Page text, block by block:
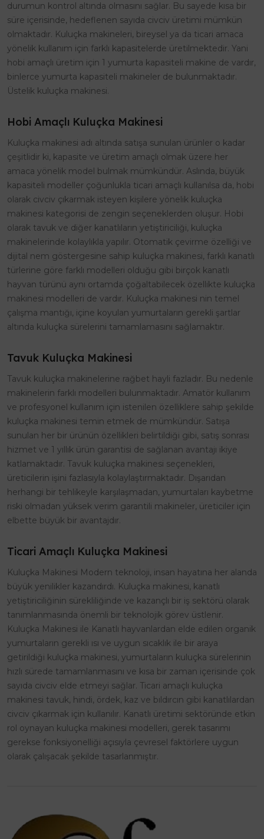
durumun kontrol altında olmasını sağlar. Bu sayede kısa bir
süre içerisinde, hedeflenen sayıda civciv üretimi mümkün
olmaktadır. Kuluçka makineleri, bireysel ya da ticari amaca
yönelik kullanım için farklı kapasitelerde üretilmektedir. Yani
hobi amaçlı üretim için 1 yumurta kapasiteli makine de vardır,
binlerce yumurta kapasiteli makineler de bulunmaktadır.
Üstelik kuluçka makinesi.
Hobi Amaçlı Kuluçka Makinesi
Kuluçka makinesi adı altında satışa sunulan ürünler o kadar
çeşitlidir ki, kapasite ve üretim amaçlı olmak üzere her
amaca yönelik model bulmak mümkündür. Aslında, büyük
kapasiteli modeller çoğunlukla ticari amaçlı kullanılsa da, hobi
olarak civciv çıkarmak isteyen kişilere yönelik kuluçka
makinesi kategorisi de zengin seçeneklerden oluşur. Hobi
olarak tavuk ve diğer kanatlıların yetiştiriciliği, kuluçka
makinelerinde kolaylıkla yapılır. Otomatik çevirme özelliği ve
dijital nem göstergesine sahip kuluçka makinesi, farklı kanatlı
türlerine göre farklı modelleri olduğu gibi birçok kanatlı
hayvan türünü aynı ortamda çoğaltabilecek özellikte kuluçka
makinesi modelleri de vardır. Kuluçka makinesi nin temel
çalışma mantığı, içine koyulan yumurtaların gerekli şartlar
altında kuluçka sürelerini tamamlamasını sağlamaktır.
Tavuk Kuluçka Makinesi
Tavuk kuluçka makinelerine rağbet hayli fazladır. Bu nedenle
makinelerin farklı modelleri bulunmaktadır. Amatör kullanım
ve profesyonel kullanım için istenilen özelliklere sahip şekilde
kuluçka makinesi temin etmek de mümkündür. Satışa
sunulan her bir ürünün özellikleri belirtildiği gibi, satış sonrası
hizmet ve 1 yıllık ürün garantisi de sağlanan avantajı ikiye
katlamaktadır. Tavuk kuluçka makinesi seçenekleri,
üreticilerin işini fazlasıyla kolaylaştırmaktadır. Dışarıdan
herhangi bir tehlikeyle karşılaşmadan, yumurtaları kaybetme
riski olmadan yüksek verim garantili makineler, üreticiler için
elbette büyük bir avantajdır.
Ticari Amaçlı Kuluçka Makinesi
Kuluçka Makinesi Modern teknoloji, insan hayatına her alanda
büyük yenilikler kazandırdı. Kuluçka makinesi, kanatlı
yetiştiriciliğinin sürekliliğinde ve kazançlı bir iş sektörü olarak
tanımlanmasında önemli bir teknolojik görev üstlenir.
Kuluçka Makinesi ile Kanatlı hayvanlardan elde edilen organik
yumurtaların gerekli ısı ve uygun sıcaklık ile bir araya
getirildiği kuluçka makinesi, yumurtaların kuluçka sürelerinin
hızlı sürede tamamlanmasını ve kısa bir zaman içerisinde çok
sayıda civciv elde etmeyi sağlar. Ticari amaçlı kuluçka
makinesi tavuk, hindi, ördek, kaz ve bıldırcın gibi kanatlılardan
civciv çıkarmak için kullanılır. Kanatlı üretimi sektöründe etkin
rol oynayan kuluçka makinesi modelleri, gerek tasarımı
gerekse fonksiyonelliği açısıyla çevresel faktörlere uygun
olarak çalışacak şekilde tasarlanmıştır.